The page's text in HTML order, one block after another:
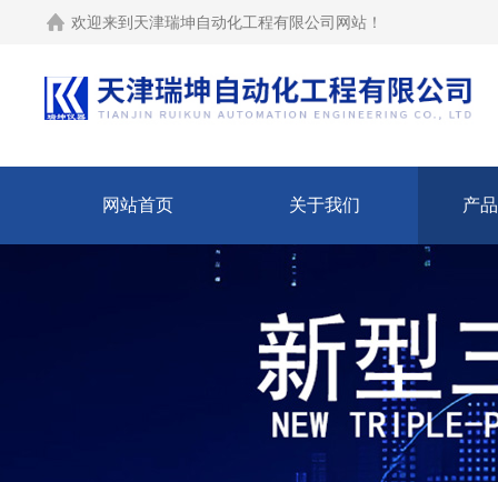
欢迎来到 天津瑞坤自动化工程有限公司网站 ！
网站首页 关于我们 产